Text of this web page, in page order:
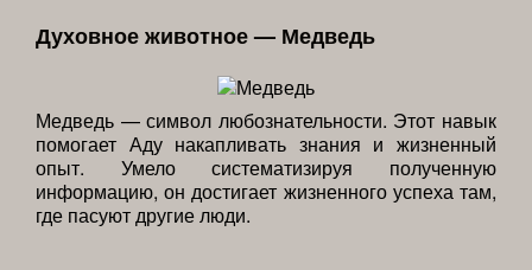
Духовное животное — Медведь
Медведь — символ любознательности. Этот навык
помогает Аду накапливать знания и жизненный
опыт. Умело систематизируя полученную
информацию, он достигает жизненного успеха там,
где пасуют другие люди.